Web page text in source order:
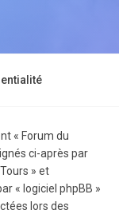
« Forum du
ci-après par
» et
« logiciel phpBB »
lors des